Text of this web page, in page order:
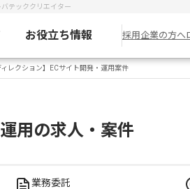
テッククリエイター
お役立ち情報 採用企業の方へ
ィレクション】ECサイト開発・運用案件
用の求人・案件
業務委託